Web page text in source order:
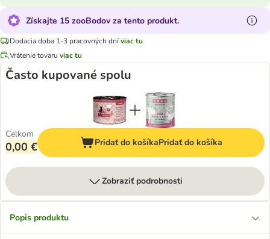
Získajte 15 zooBodov za tento produkt.
Dodacia doba 1-3 pracovných dníviac tu
Vrátenie tovaru viac tu
Často kupované spolu
Celkom
0,00 € Pridať do košíkaPridať do košíka
Zobraziť podrobnosti
Popis produktu